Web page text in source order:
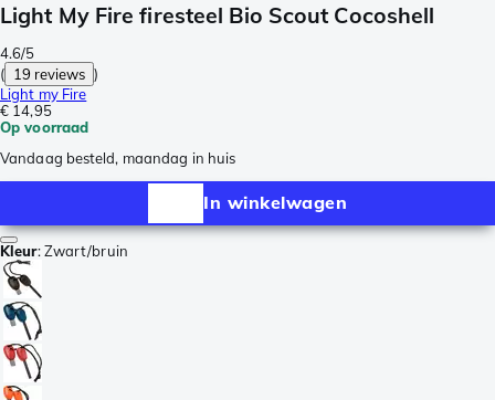
Light My Fire firesteel Bio Scout Cocoshell
4.6/5
( 19 reviews )
Light my Fire
€ 14,95
Op voorraad
Vandaag besteld, maandag in huis
In winkelwagen
Kleur:Zwart/bruin